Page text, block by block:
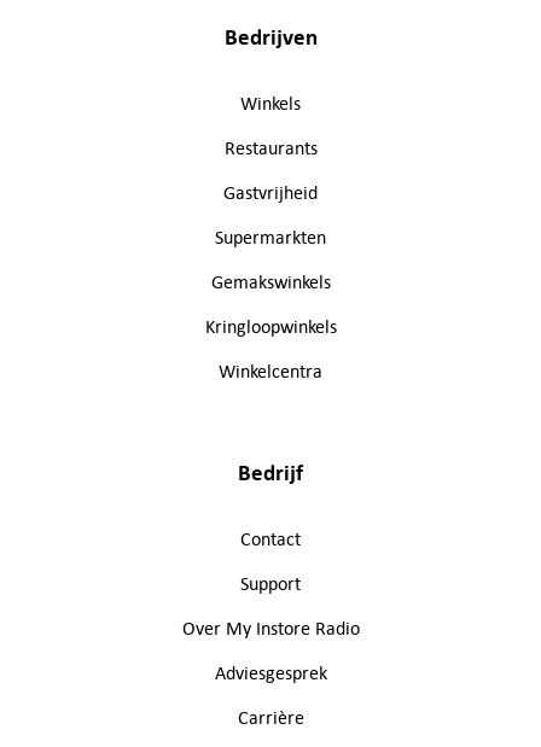
Bedrijven
Winkels
Restaurants
Gastvrijheid
Supermarkten
Gemakswinkels
Kringloopwinkels
Winkelcentra
Bedrijf
Contact
Support
Over My Instore Radio
Adviesgesprek
Carrière